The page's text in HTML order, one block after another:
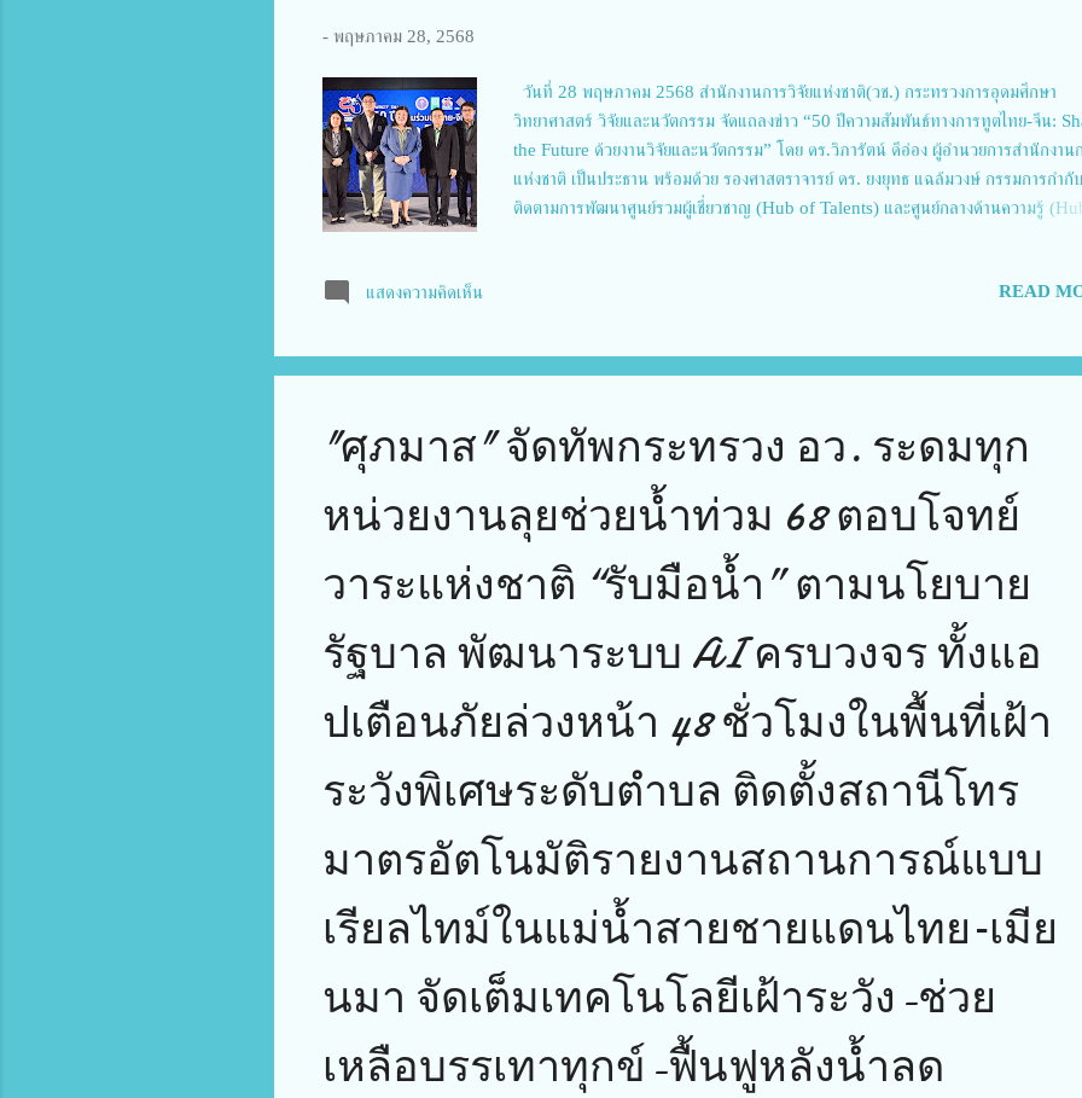
- พฤษภาคม 28, 2568
วันที่ 28 พฤษภาคม 2568 สำนักงานการวิจัยแห่งชาติ(วช.) กระทรวงการอุดมศึกษา
วิทยาศาสตร์ วิจัยและนวัตกรรม จัดแถลงข่าว “50 ปีความสัมพันธ์ทางการทูตไทย-จีน:
the Future ด้วยงานวิจัยและนวัตกรรม” โดย ดร.วิภารัตน์ ดีอ่อง ผู้อำนวยการสำนักงาน
แห่งชาติ เป็นประธาน พร้อมด้วย รองศาสตราจารย์ ดร. ยงยุทธ แฉล้มวงษ์ กรรมการกํากั
ติดตามการพัฒนาศูนย์รวมผู้เชี่ยวชาญ (Hub of Talents) และศูนย์กลางด้านความรู้
มีเป้าหมายเพื่อแสดงถึงทิศทางในอนาคตของความร่วมมือกันระหว่างประเทศไทยและสาธ
ดร.วิภารัตน์ ดีอ่อง ผู้อำนวยการสำนักงานการวิจัยแห่งชาติ กล่าวว่า งานแถลงข่าว “50 ปี
สัมพันธ์ทางการทูตไทย-จีน: Shaping the Future ด้วยงานวิจัยและนวัตกรรม” ในครั้ง
แสดงความคิดเห็น READ
"ศุภมาส" จัดทัพกระทรวง อว. ระดมทุก
หน่วยงานลุยช่วยน้ำท่วม 68 ตอบโจทย์
วาระแห่งชาติ “รับมือน้ำ” ตามนโยบาย
รัฐบาล พัฒนาระบบ AI ครบวงจร ทั้งแอ
ปเตือนภัยล่วงหน้า 48 ชั่วโมงในพื้นที่เฝ้า
ระวังพิเศษระดับตำบล ติดตั้งสถานีโทร
มาตรอัตโนมัติรายงานสถานการณ์แบบ
เรียลไทม์ในแม่น้ำสายชายแดนไทย–เมีย
นมา จัดเต็มเทคโนโลยีเฝ้าระวัง-ช่วย
เหลือบรรเทาทุกข์-ฟื้นฟูหลังน้ำลด